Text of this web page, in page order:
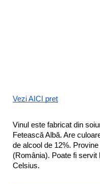
Vezi AICI preț
Vinul este fabricat din
Fetească Albă. Are
de alcool de 12%.
(România). Poate fi servit
Celsius.